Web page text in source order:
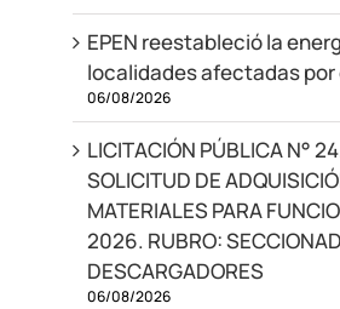
EPEN reestableció la
localidades afectadas por
06/08/2026
LICITACIÓN PÚBLICA N°
SOLICITUD DE
MATERIALES PARA
2026. RUBRO:
DESCARGADORES
06/08/2026